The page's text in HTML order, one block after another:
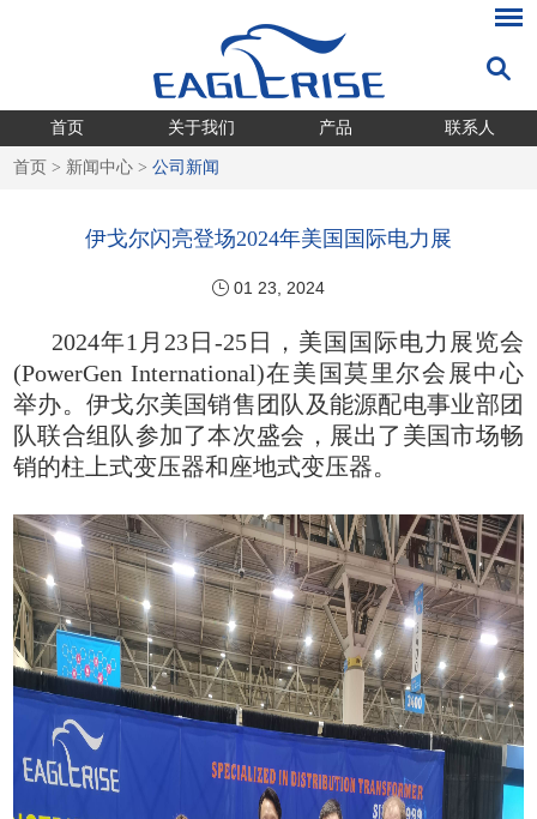
首页 关于我们 产品 联系人
首页 > 新闻中心 >公司新闻
伊戈尔闪亮登场2024年美国国际电力展
01 23, 2024
2024年1月23日-25日，美国国际电力展览会
(PowerGen International)在美国莫里尔会展中心
举办。伊戈尔美国销售团队及能源配电事业部团
队联合组队参加了本次盛会，展出了美国市场畅
销的柱上式变压器和座地式变压器。